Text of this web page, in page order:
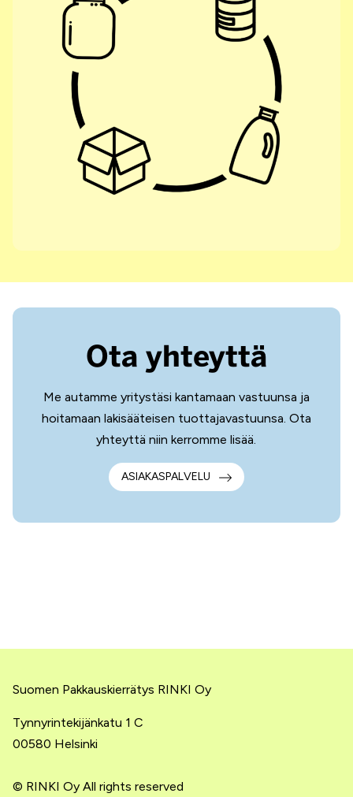
Ota yhteyttä
Me autamme yritystäsi kantamaan vastuunsa ja
hoitamaan lakisääteisen tuottajavastuunsa. Ota
yhteyttä niin kerromme lisää.
ASIAKASPALVELU
Suomen Pakkauskierrätys RINKI Oy
Tynnyrintekijänkatu 1 C
00580 Helsinki
© RINKI Oy All rights reserved